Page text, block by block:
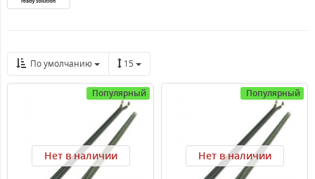
По умолчанию 15
Популярный
Нет в наличии
Популярный
Нет в наличии